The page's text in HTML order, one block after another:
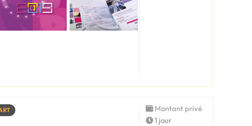
Montant privé
1 jour